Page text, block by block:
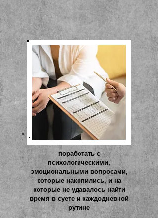
поработать с
психологическими,
эмоциональными вопросами,
которые накопились, и на
которые не удавалось найти
время в суете и каждодневной
рутине